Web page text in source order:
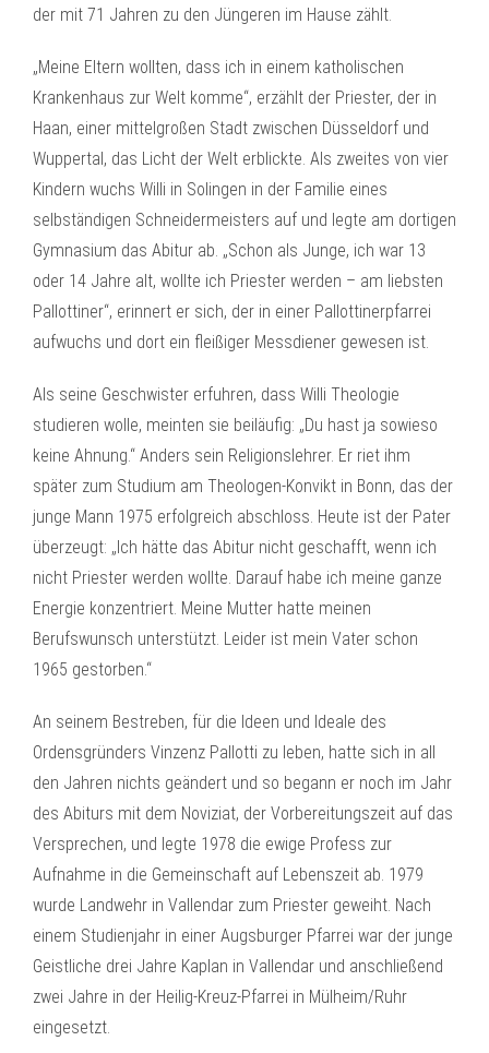
der mit 71 Jahren zu den Jüngeren im Hause zählt.
„Meine Eltern wollten, dass ich in einem katholischen
Krankenhaus zur Welt komme“, erzählt der Priester, der in
Haan, einer mittelgroßen Stadt zwischen Düsseldorf und
Wuppertal, das Licht der Welt erblickte. Als zweites von vier
Kindern wuchs Willi in Solingen in der Familie eines
selbständigen Schneidermeisters auf und legte am dortigen
Gymnasium das Abitur ab. „Schon als Junge, ich war 13
oder 14 Jahre alt, wollte ich Priester werden – am liebsten
Pallottiner“, erinnert er sich, der in einer Pallottinerpfarrei
aufwuchs und dort ein fleißiger Messdiener gewesen ist.
Als seine Geschwister erfuhren, dass Willi Theologie
studieren wolle, meinten sie beiläufig: „Du hast ja sowieso
keine Ahnung.“ Anders sein Religionslehrer. Er riet ihm
später zum Studium am Theologen-Konvikt in Bonn, das der
junge Mann 1975 erfolgreich abschloss. Heute ist der Pater
überzeugt: „Ich hätte das Abitur nicht geschafft, wenn ich
nicht Priester werden wollte. Darauf habe ich meine ganze
Energie konzentriert. Meine Mutter hatte meinen
Berufswunsch unterstützt. Leider ist mein Vater schon
1965 gestorben.“
An seinem Bestreben, für die Ideen und Ideale des
Ordensgründers Vinzenz Pallotti zu leben, hatte sich in all
den Jahren nichts geändert und so begann er noch im Jahr
des Abiturs mit dem Noviziat, der Vorbereitungszeit auf das
Versprechen, und legte 1978 die ewige Profess zur
Aufnahme in die Gemeinschaft auf Lebenszeit ab. 1979
wurde Landwehr in Vallendar zum Priester geweiht. Nach
einem Studienjahr in einer Augsburger Pfarrei war der junge
Geistliche drei Jahre Kaplan in Vallendar und anschließend
zwei Jahre in der Heilig-Kreuz-Pfarrei in Mülheim/Ruhr
eingesetzt.